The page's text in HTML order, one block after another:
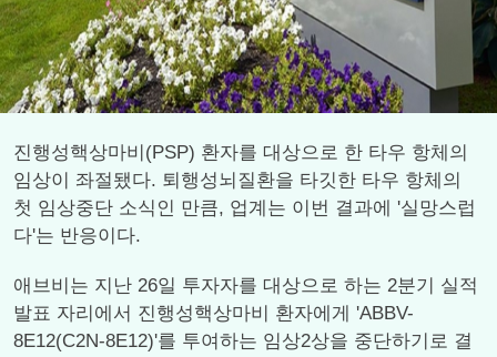
진행성핵상마비(PSP) 환자를 대상으로 한 타우 항체의
임상이 좌절됐다. 퇴행성뇌질환을 타깃한 타우 항체의
첫 임상중단 소식인 만큼, 업계는 이번 결과에 '실망스럽
다'는 반응이다.
애브비는 지난 26일 투자자를 대상으로 하는 2분기 실적
발표 자리에서 진행성핵상마비 환자에게 'ABBV-
8E12(C2N-8E12)'를 투여하는 임상2상을 중단하기로 결